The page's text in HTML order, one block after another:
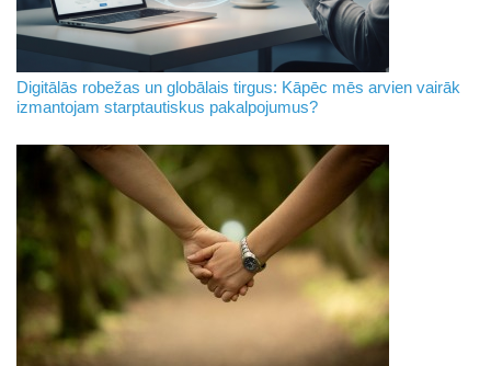
Digitālās robežas un globālais tirgus: Kāpēc mēs arvien vairāk
izmantojam starptautiskus pakalpojumus?